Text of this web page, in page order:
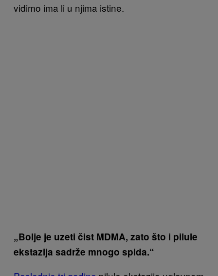
vidimo ima li u njima istine.
„Bolje je uzeti čist MDMA, zato što i pilule
ekstazija sadrže mnogo spida.“